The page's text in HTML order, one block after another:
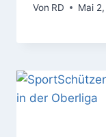
Von RD Mai